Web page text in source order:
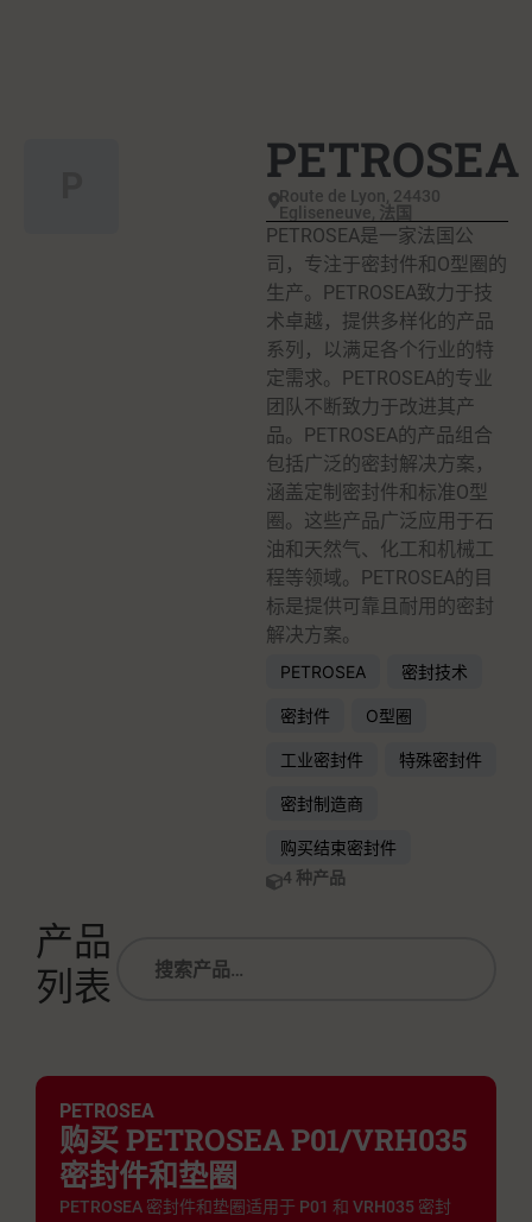
PETROSEA
Route de Lyon, 24430
Egliseneuve, 法国
PETROSEA是一家法国公
司，专注于密封件和O型圈的
生产。PETROSEA致力于技
术卓越，提供多样化的产品
系列，以满足各个行业的特
定需求。PETROSEA的专业
团队不断致力于改进其产
品。PETROSEA的产品组合
包括广泛的密封解决方案，
涵盖定制密封件和标准O型
圈。这些产品广泛应用于石
油和天然气、化工和机械工
程等领域。PETROSEA的目
标是提供可靠且耐用的密封
解决方案。
PETROSEA 密封技术
密封件 O型圈
工业密封件 特殊密封件
密封制造商
购买结束密封件
4 种产品
产品
列表
PETROSEA
购买 PETROSEA P01/VRH035
密封件和垫圈
PETROSEA 密封件和垫圈适用于 P01 和 VRH035 密封